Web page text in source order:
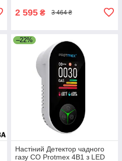
2 595 ₴ 3 464 ₴
–22%
Настіний Детектор чадного
газу CO Protmex 4В1 з LED